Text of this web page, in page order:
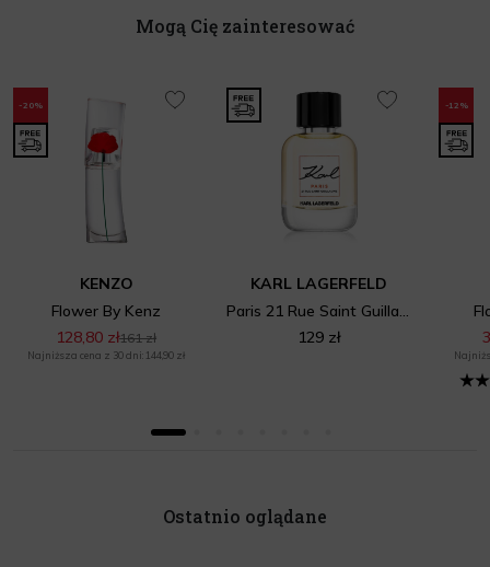
Mogą Cię zainteresować
-20%
KENZO
Flower By Kenz
128,80 zł161 zł
Najniższa cena z 30 dni: 144,90 zł
KARL LAGERFELD
Paris 21 Rue Saint Guillaume
129 zł
-12%
Ostatnio oglądane